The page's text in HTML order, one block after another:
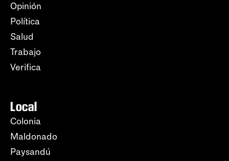
Opinión
Política
Salud
Trabajo
Verifica
Local
Colonia
Maldonado
Paysandú